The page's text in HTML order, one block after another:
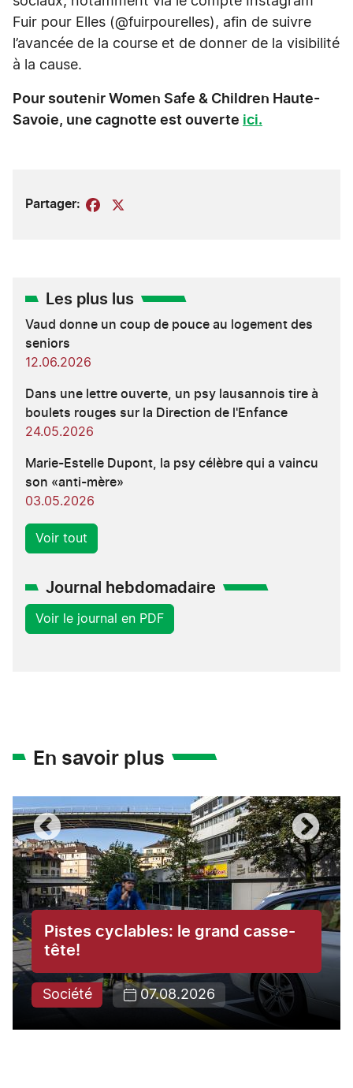
Fuir pour Elles (@fuirpourelles), afin de suivre
l’avancée de la course et de donner de la visibilité
à la cause.
Pour soutenir Women Safe & Children Haute-
Savoie, une cagnotte est ouverte ici.
Partager: Facebook
Les plus lus
Vaud donne un coup de pouce au logement des
seniors
12.06.2026
Dans une lettre ouverte, un psy lausannois tire à
boulets rouges sur la Direction de l'Enfance
24.05.2026
Marie-Estelle Dupont, la psy célèbre qui a vaincu
son «anti-mère»
03.05.2026
Voir tout
Journal hebdomadaire
Voir le journal en PDF
En savoir plus
Pistes cyclables: le grand casse-
tête!
Société 07.08.2026